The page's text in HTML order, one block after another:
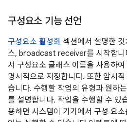
구성요소 기능 선언
구성요소 활성화 섹션에서 설명한 것
스, broadcast receiver를 시작합니
서 구성요소 클래스 이름을 사용하
명시적으로 지정합니다. 또한 암시
습니다. 수행할 작업의 유형과 원하
를 설명합니다. 작업을 수행할 수 있
용하면 시스템이 기기에서 구성 요